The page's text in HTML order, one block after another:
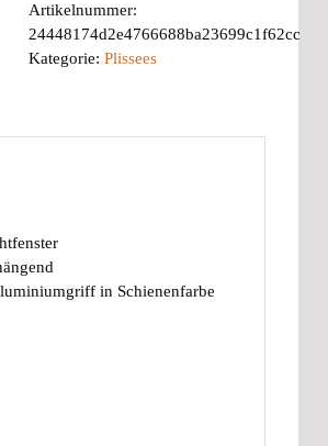
Artikelnummer:
24448174d2e4766688ba23699c1f62cc
Kategorie: Plissees
in Schienenfarbe